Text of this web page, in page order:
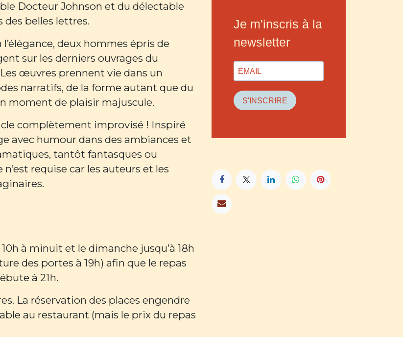
Docteur Johnson et du délectable
des belles lettres.
deux hommes épris de
sur les derniers ouvrages du
œuvres prennent vie dans un
narratifs, de la forme autant que du
moment de plaisir majuscule.
complètement improvisé ! Inspiré
avec humour dans des ambiances et
tantôt fantasques ou
requise car les auteurs et les
à minuit et le dimanche jusqu’à 18h
des portes à 19h) afin que le repas
à 21h.
La réservation des places engendre
au restaurant (mais le prix du repas
Je m'inscris à la
newsletter
S'INSCRIRE